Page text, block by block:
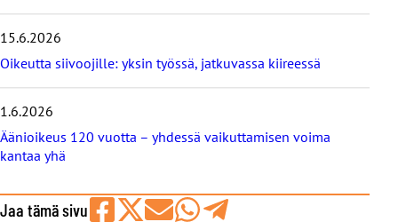
g
i
t
15.6.2026
Oikeutta siivoojille: yksin työssä, jatkuvassa kiireessä
1.6.2026
Äänioikeus 120 vuotta – yhdessä vaikuttamisen voima
kantaa yhä
Jaa tämä sivu